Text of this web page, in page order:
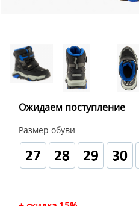
Ожидаем поступление
Размер обуви